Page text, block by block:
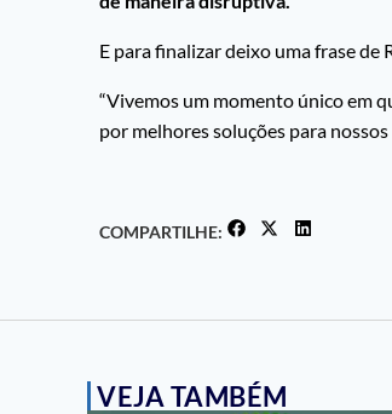
E para finalizar deixo uma frase
“Vivemos um momento único em
por melhores soluções para
COMPARTILHE:
VEJA TAMBÉM